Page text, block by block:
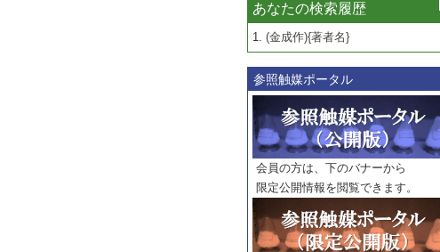
あなたの検索履歴
1. (金成作){著者名}
参照触媒ポータル
会員の方は、下のバナーから
限定公開情報を閲覧できます。